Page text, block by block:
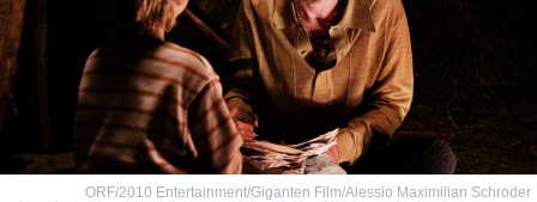
ORF/2010 Entertainment/Giganten Film/Alessio Maximilian Schroder